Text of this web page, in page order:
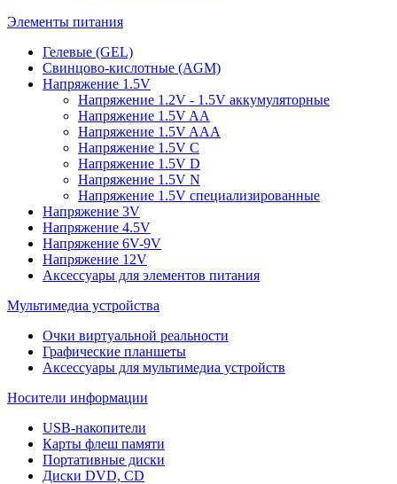
Элементы питания
Гелевые (GEL)
Свинцово-кислотные (AGM)
Напряжение 1.5V
Напряжение 1.2V - 1.5V аккумуляторные
Напряжение 1.5V AA
Напряжение 1.5V AAA
Напряжение 1.5V C
Напряжение 1.5V D
Напряжение 1.5V N
Напряжение 1.5V специализированные
Напряжение 3V
Напряжение 4.5V
Напряжение 6V-9V
Напряжение 12V
Аксессуары для элементов питания
Мультимедиа устройства
Очки виртуальной реальности
Графические планшеты
Аксессуары для мультимедиа устройств
Носители информации
USB-накопители
Карты флеш памяти
Портативные диски
Диски DVD, CD